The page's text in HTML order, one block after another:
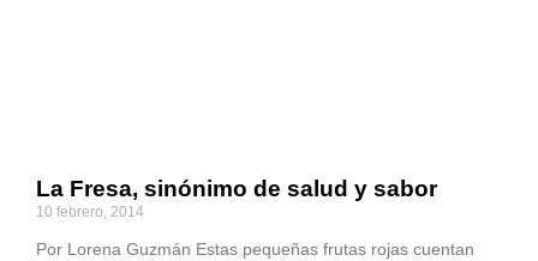
La Fresa, sinónimo de salud y sabor
10 febrero, 2014
Por Lorena Guzmán Estas pequeñas frutas rojas cuentan